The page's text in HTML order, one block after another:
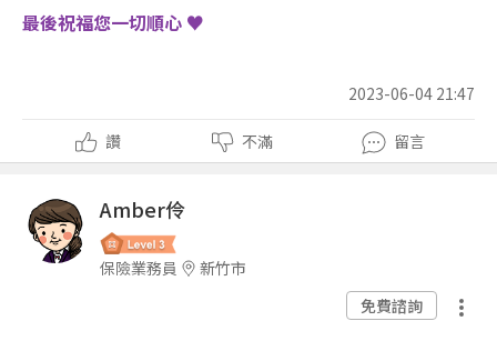
最後祝福您一切順心 ♥
2023-06-04 21:47
讚 不滿 留言
Amber伶
保險業務員
新竹市
免費諮詢